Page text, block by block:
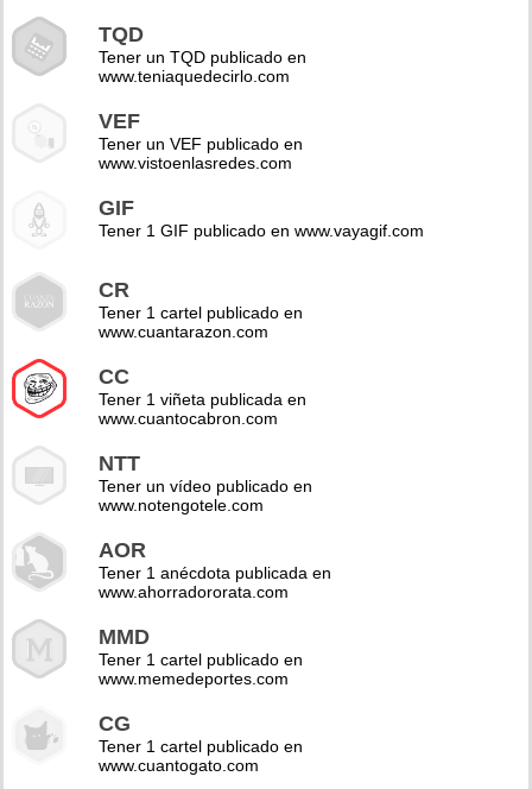
TQD
Tener un TQD publicado en
www.teniaquedecirlo.com
VEF
Tener un VEF publicado en
www.vistoenlasredes.com
GIF
Tener 1 GIF publicado en www.vayagif.com
CR
Tener 1 cartel publicado en
www.cuantarazon.com
CC
Tener 1 viñeta publicada en
www.cuantocabron.com
NTT
Tener un vídeo publicado en
www.notengotele.com
AOR
Tener 1 anécdota publicada en
www.ahorradororata.com
MMD
Tener 1 cartel publicado en
www.memedeportes.com
CG
Tener 1 cartel publicado en
www.cuantogato.com